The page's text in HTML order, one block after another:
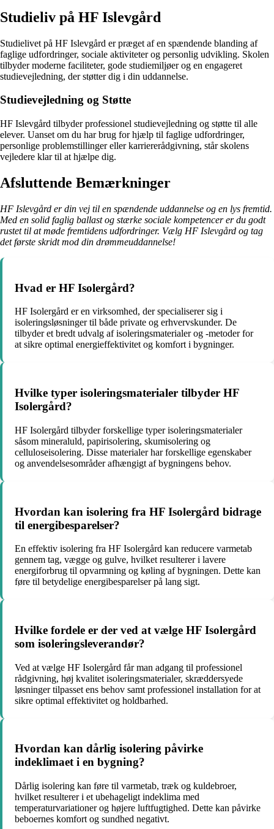
Studieliv på HF Islevgård
Studielivet på HF Islevgård er præget af en spændende blanding af
faglige udfordringer, sociale aktiviteter og personlig udvikling. Skolen
tilbyder moderne faciliteter, gode studiemiljøer og en engageret
studievejledning, der støtter dig i din uddannelse.
Studievejledning og Støtte
HF Islevgård tilbyder professionel studievejledning og støtte til alle
elever. Uanset om du har brug for hjælp til faglige udfordringer,
personlige problemstillinger eller karriererådgivning, står skolens
vejledere klar til at hjælpe dig.
Afsluttende Bemærkninger
HF Islevgård er din vej til en spændende uddannelse og en lys fremtid.
Med en solid faglig ballast og stærke sociale kompetencer er du godt
rustet til at møde fremtidens udfordringer. Vælg HF Islevgård og tag
det første skridt mod din drømmeuddannelse!
Hvad er HF Isolergård?
HF Isolergård er en virksomhed, der specialiserer sig i
isoleringsløsninger til både private og erhvervskunder. De
tilbyder et bredt udvalg af isoleringsmaterialer og -metoder for
at sikre optimal energieffektivitet og komfort i bygninger.
Hvilke typer isoleringsmaterialer tilbyder HF
Isolergård?
HF Isolergård tilbyder forskellige typer isoleringsmaterialer
såsom mineraluld, papirisolering, skumisolering og
celluloseisolering. Disse materialer har forskellige egenskaber
og anvendelsesområder afhængigt af bygningens behov.
Hvordan kan isolering fra HF Isolergård bidrage
til energibesparelser?
En effektiv isolering fra HF Isolergård kan reducere varmetab
gennem tag, vægge og gulve, hvilket resulterer i lavere
energiforbrug til opvarmning og køling af bygningen. Dette kan
føre til betydelige energibesparelser på lang sigt.
Hvilke fordele er der ved at vælge HF Isolergård
som isoleringsleverandør?
Ved at vælge HF Isolergård får man adgang til professionel
rådgivning, høj kvalitet isoleringsmaterialer, skræddersyede
løsninger tilpasset ens behov samt professionel installation for at
sikre optimal effektivitet og holdbarhed.
Hvordan kan dårlig isolering påvirke
indeklimaet i en bygning?
Dårlig isolering kan føre til varmetab, træk og kuldebroer,
hvilket resulterer i et ubehageligt indeklima med
temperaturvariationer og højere luftfugtighed. Dette kan påvirke
beboernes komfort og sundhed negativt.